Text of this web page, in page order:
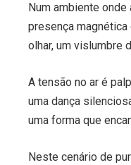
Num ambiente
presença
olhar, um vislumbre
A tensão no ar é
uma dança
uma forma que
Neste cenário de